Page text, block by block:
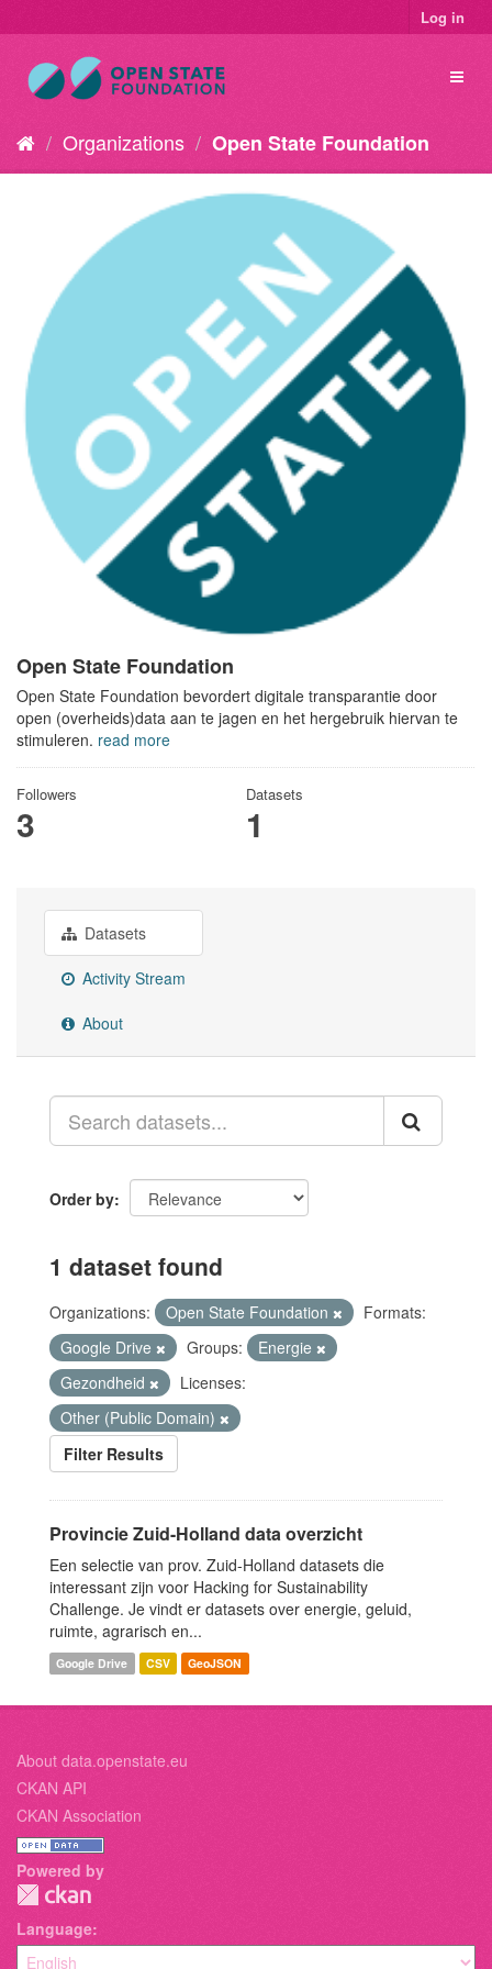
Log in
Organizations Open State Foundation
Open State Foundation
Open State Foundation bevordert digitale transparantie door
open (overheids)data aan te jagen en het hergebruik hiervan te
stimuleren. read more
Followers
3
Datasets
1
Datasets
Activity Stream
About
Order by
1 dataset found
Organizations: Open State Foundation
Formats:
Google Drive
Groups:
Energie
Gezondheid
Licenses:
Other (Public Domain)
Filter Results
Provincie Zuid-Holland data overzicht
Een selectie van prov. Zuid-Holland datasets die
interessant zijn voor Hacking for Sustainability
Challenge. Je vindt er datasets over energie, geluid,
ruimte, agrarisch en...
Google Drive CSV GeoJSON
About data.openstate.eu
CKAN API
CKAN Association
Powered by
Language